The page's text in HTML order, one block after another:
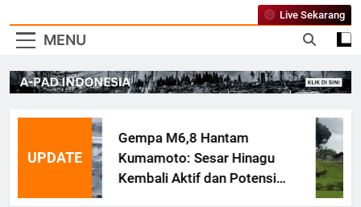
MENU
Live Sekarang
UPDATE
Gempa M6,8 Hantam
Kumamoto: Sesar Hinagu
Kembali Aktif dan Potensi
Gempa Susulan